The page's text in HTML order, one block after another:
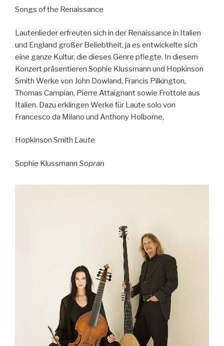
Songs of the Renaissance
Lautenlieder erfreuten sich in der Renaissance in Italien
und England großer Beliebtheit, ja es entwickelte sich
eine ganze Kultur, die dieses Genre pflegte. In diesem
Konzert präsentieren Sophie Klussmann und Hopkinson
Smith Werke von John Dowland, Francis Pilkington,
Thomas Campian, Pierre Attaignant sowie Frottole aus
Italien. Dazu erklingen Werke für Laute solo von
Francesco da Milano und Anthony Holborne,
Hopkinson Smith Laute
Sophie Klussmann Sopran